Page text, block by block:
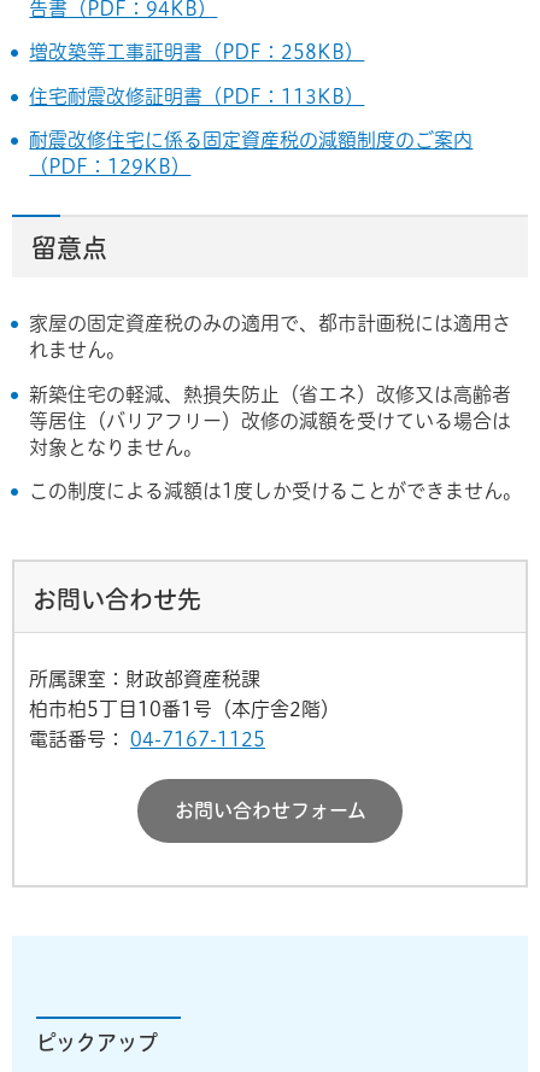
告書（PDF：94KB）
増改築等工事証明書（PDF：258KB）
住宅耐震改修証明書（PDF：113KB）
耐震改修住宅に係る固定資産税の減額制度のご案内
（PDF：129KB）
留意点
家屋の固定資産税のみの適用で、都市計画税には適用さ
れません。
新築住宅の軽減、熱損失防止（省エネ）改修又は高齢者
等居住（バリアフリー）改修の減額を受けている場合は
対象となりません。
この制度による減額は1度しか受けることができません。
お問い合わせ先
所属課室：財政部資産税課
柏市柏5丁目10番1号（本庁舎2階）
電話番号：
04-7167-1125
お問い合わせフォーム
ピックアップ